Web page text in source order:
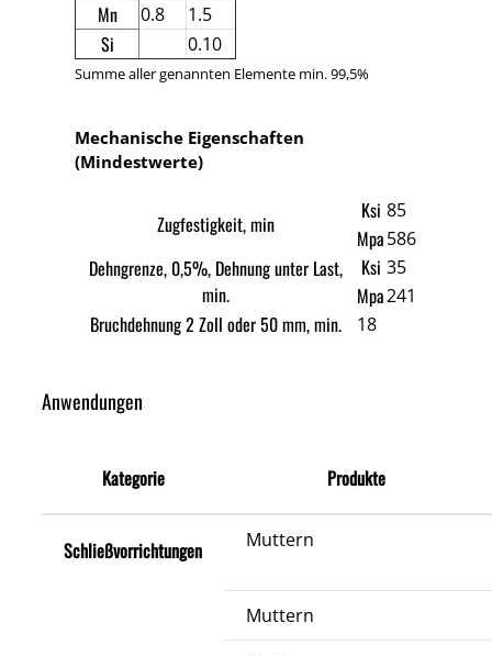
Mn 0.8 1.5
Si 0.10
Summe aller genannten Elemente min. 99,5%
Mechanische Eigenschaften
(Mindestwerte)
Zugfestigkeit, min
Ksi 85
Mpa586
Dehngrenze, 0,5%, Dehnung unter Last,
min.
Ksi 35
Mpa241
Bruchdehnung 2 Zoll oder 50 mm, min. 18
Anwendungen
Kategorie Produkte
Schließvorrichtungen Muttern
Muttern